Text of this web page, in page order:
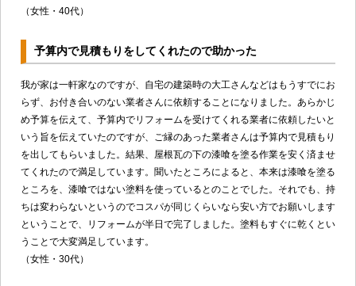
（女性・40代）
予算内で見積もりをしてくれたので助かった
我が家は一軒家なのですが、自宅の建築時の大工さんなどはもうすでにお
らず、お付き合いのない業者さんに依頼することになりました。あらかじ
め予算を伝えて、予算内でリフォームを受けてくれる業者に依頼したいと
いう旨を伝えていたのですが、ご縁のあった業者さんは予算内で見積もり
を出してもらいました。結果、屋根瓦の下の漆喰を塗る作業を安く済ませ
てくれたので満足しています。聞いたところによると、本来は漆喰を塗る
ところを、漆喰ではない塗料を使っているとのことでした。それでも、持
ちは変わらないというのでコスパが同じくらいなら安い方でお願いします
ということで、リフォームが半日で完了しました。塗料もすぐに乾くとい
うことで大変満足しています。
（女性・30代）